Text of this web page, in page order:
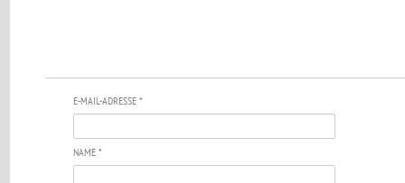
E-MAIL-ADRESSE *
NAME *